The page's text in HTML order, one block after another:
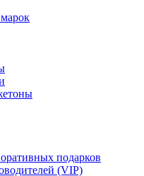
подарков
(VIP)